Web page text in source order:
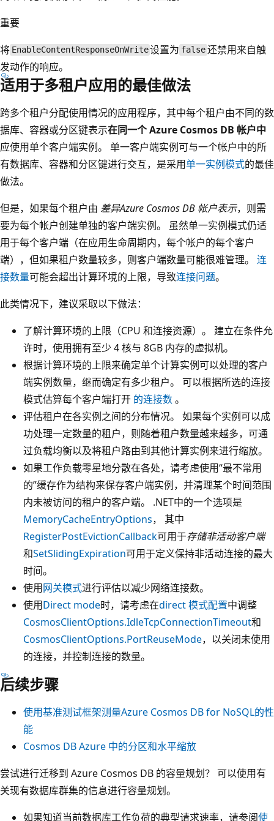
重要
将 EnableContentResponseOnWrite设置为 false还禁用来自触
发动作的响应。
适用于多租户应用的最佳做法
跨多个租户分配使用情况的应用程序，其中每个租户由不同的数
据库、容器或分区键表示在同一个 Azure Cosmos DB 帐户中
应使用单个客户端实例。 单一客户端实例可与一个帐户中的所
有数据库、容器和分区键进行交互，是采用单一实例模式的最佳
做法。
但是，如果每个租户由 差异Azure Cosmos DB 帐户表示，则需
要为每个帐户创建单独的客户端实例。 虽然单一实例模式仍适
用于每个客户端（在应用生命周期内，每个帐户的每个客户
端），但如果租户数量较多，则客户端数量可能很难管理。 连
接数量可能会超出计算环境的上限，导致连接问题。
此类情况下，建议采取以下做法：
了解计算环境的上限（CPU 和连接资源）。 建立在条件允
许时，使用拥有至少 4 核与 8GB 内存的虚拟机。
根据计算环境的上限来确定单个计算实例可以处理的客户
端实例数量，继而确定有多少租户。 可以根据所选的连接
模式估算每个客户端打开 的连接数。
评估租户在各实例之间的分布情况。 如果每个实例可以成
功处理一定数量的租户，则随着租户数量越来越多，可通
过负载均衡以及将租户路由到其他计算实例来进行缩放。
如果工作负载零星地分散在各处，请考虑使用“最不常用
的”缓存作为结构来保存客户端实例，并清理某个时间范围
内未被访问的租户的客户端。 .NET中的一个选项是
MemoryCacheEntryOptions， 其中
RegisterPostEvictionCallback可用于存储非活动客户端
和SetSlidingExpiration可用于定义保持非活动连接的最大
时间。
使用网关模式进行评估以减少网络连接数。
使用Direct mode时，请考虑在direct 模式配置中调整
CosmosClientOptions.IdleTcpConnectionTimeout和
CosmosClientOptions.PortReuseMode，以关闭未使用
的连接，并控制连接的数量。
后续步骤
使用基准测试框架测量Azure Cosmos DB for NoSQL的性
能
Cosmos DB Azure 中的分区和水平缩放
尝试进行迁移到 Azure Cosmos DB 的容量规划？ 可以使用有
关现有数据库群集的信息进行容量规划。
如果知道当前数据库工作负荷的典型请求速率，请参阅使